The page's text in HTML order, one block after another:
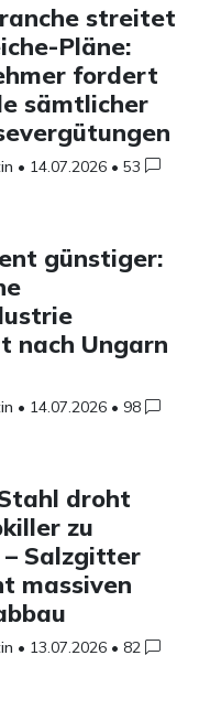
streitet
Pläne:
fordert
sämtlicher
• 14.07.2026 • 53
günstiger:
nach Ungarn
• 14.07.2026 • 98
droht
zu
Salzgitter
massiven
• 13.07.2026 • 82